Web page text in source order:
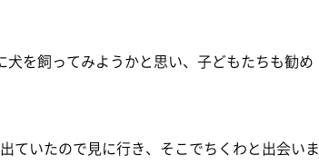
犬を飼ってみようかと思い、子どもたちも勧め
ていたので見に行き、そこでちくわと出会いま